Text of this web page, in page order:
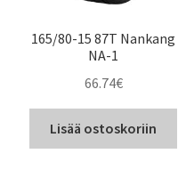
165/80-15 87T Nankang
NA-1
66.74€
Lisää ostoskoriin